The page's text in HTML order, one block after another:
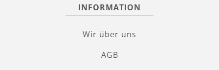
INFORMATION
Wir über uns
AGB